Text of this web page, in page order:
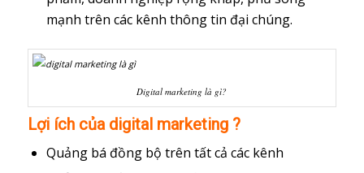
mạnh trên các kênh thông tin đại chúng.
Digital marketing là gì?
Lợi ích của digital marketing ?
Quảng bá đồng bộ trên tất cả các kênh